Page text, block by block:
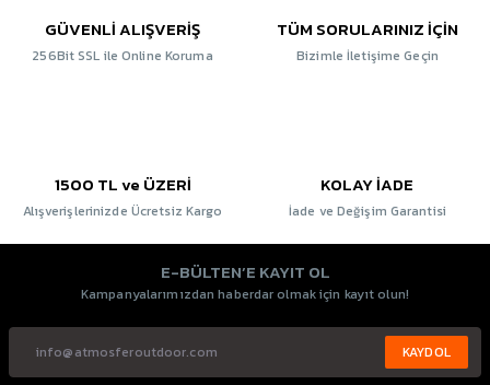
GÜVENLİ ALIŞVERİŞ
256Bit SSL ile Online Koruma
TÜM SORULARINIZ İÇİN
Bizimle İletişime Geçin
1500 TL ve ÜZERİ
Alışverişlerinizde Ücretsiz Kargo
KOLAY İADE
İade ve Değişim Garantisi
E-BÜLTEN’E KAYIT OL
Kampanyalarımızdan haberdar olmak için kayıt olun!
KAYDOL